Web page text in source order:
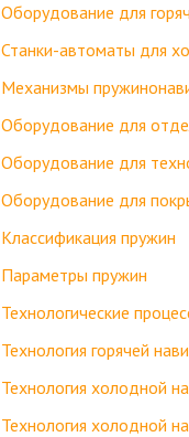
Оборудование для
Станки-автоматы для
Механизмы
Оборудование для
Оборудование для
Оборудование для
Классификация пружин
Параметры пружин
Технологические
Технология горячей
Технология холодной
Технология холодной